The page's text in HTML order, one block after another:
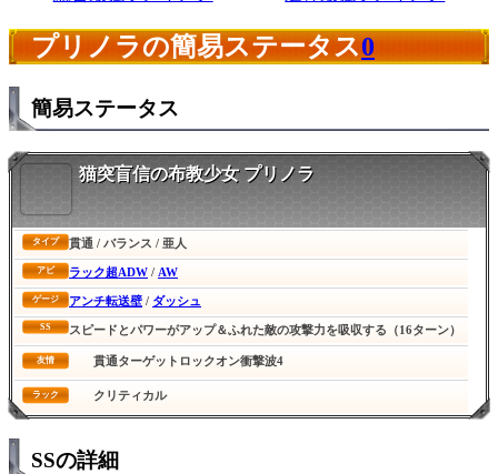
プリノラの簡易ステータス0
簡易ステータス
猫突盲信の布教少女 プリノラ
タイプ 貫通 / バランス / 亜人
アビ ラック超ADW / AW
ゲージ アンチ転送壁 / ダッシュ
SS スピードとパワーがアップ＆ふれた敵の攻撃力を吸収する（16ターン）
友情 貫通ターゲットロックオン衝撃波4
ラック クリティカル
SSの詳細